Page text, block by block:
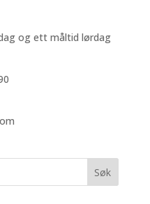
og ett måltid lørdag